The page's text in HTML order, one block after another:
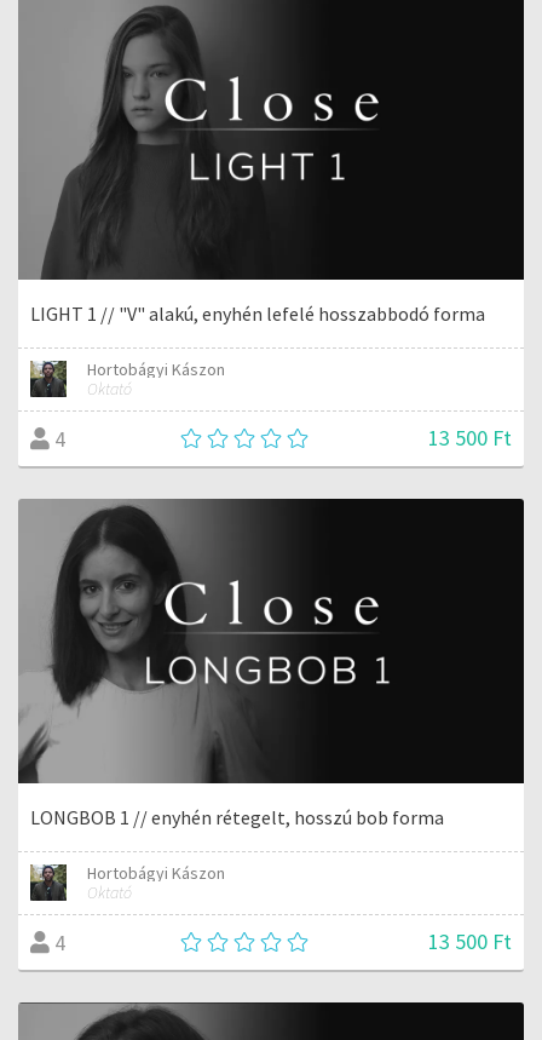
LIGHT 1 // "V" alakú, enyhén lefelé hosszabbodó forma
Hortobágyi Kászon
Oktató
4 13 500 Ft
LONGBOB 1 // enyhén rétegelt, hosszú bob forma
Hortobágyi Kászon
Oktató
4 13 500 Ft